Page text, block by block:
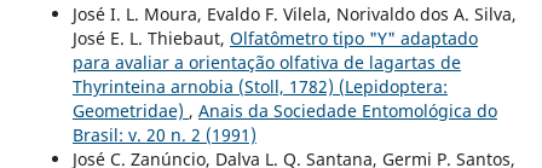
José I. L. Moura, Evaldo F. Vilela, Norivaldo dos A. Silva,
José E. L. Thiebaut, Olfatômetro tipo "Y" adaptado
para avaliar a orientação olfativa de lagartas de
Thyrinteina arnobia (Stoll, 1782) (Lepidoptera:
Geometridae) , Anais da Sociedade Entomológica do
Brasil: v. 20 n. 2 (1991)
José C. Zanúncio, Dalva L. Q. Santana, Germi P. Santos,